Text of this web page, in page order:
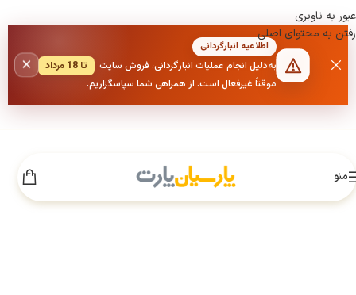
عبور به ناوبری
رفتن به محتوای اصلی
اطلاعیه انبارگردانی
به‌دلیل انجام عملیات انبارگردانی، فروش سایت
تا 18 مرداد
موقتاً غیرفعال است. از همراهی شما سپاسگزاریم.
×
منو